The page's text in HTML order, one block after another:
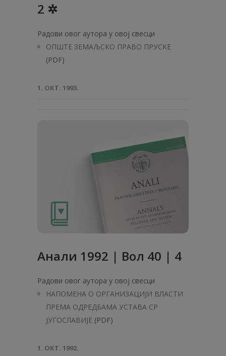
2 ✲
Радови овог аутора у овој свесци
ОПШТЕ ЗЕМАЉСКО ПРАВО ПРУСКЕ
(PDF)
1. ОКТ. 1993.
Анaли 1992 | Вол 40 | 4
Радови овог аутора у овој свесци
НАПОМЕНА О ОРГАНИЗАЦИЈИ ВЛАСТИ
ПРЕМА ОДРЕДБАМА УСТАВА СР
ЈУГОСЛАВИЈЕ (PDF)
1. ОКТ. 1992.